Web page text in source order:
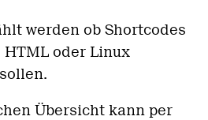
werden ob Shortcodes
HTML oder Linux
Übersicht kann per